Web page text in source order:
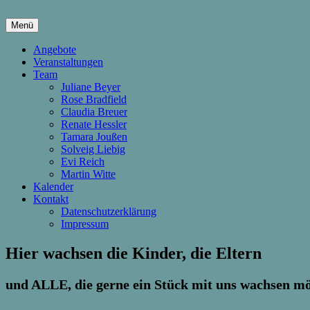
zum
InhaltDie Wachstumsfuge
Menü
Angebote
Veranstaltungen
Team
Juliane Beyer
Rose Bradfield
Claudia Breuer
Renate Hessler
Tamara Joußen
Solveig Liebig
Evi Reich
Martin Witte
Kalender
Kontakt
Datenschutzerklärung
Impressum
Hier wachsen die Kinder, die Eltern
und ALLE, die gerne ein Stück mit uns wachsen